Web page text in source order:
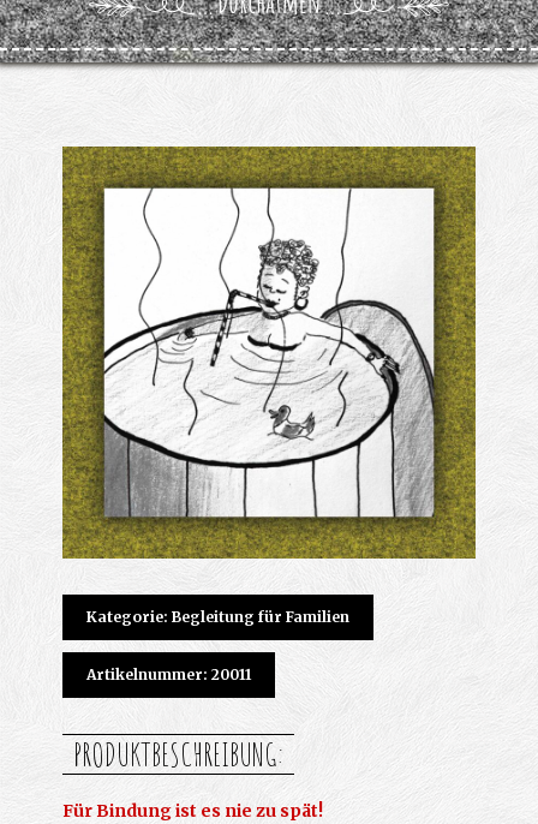
Kategorie: Begleitung für Familien
Artikelnummer: 20011
PRODUKTBESCHREIBUNG:
Für Bindung ist es nie zu spät!